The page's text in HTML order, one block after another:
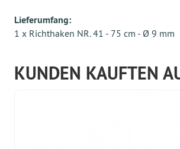
Lieferumfang:
1 x Richthaken NR. 41 - 75 cm - Ø 9 mm
KUNDEN KAUFTEN